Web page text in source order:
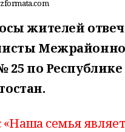
жителей
25 по Республике
«Наша семья